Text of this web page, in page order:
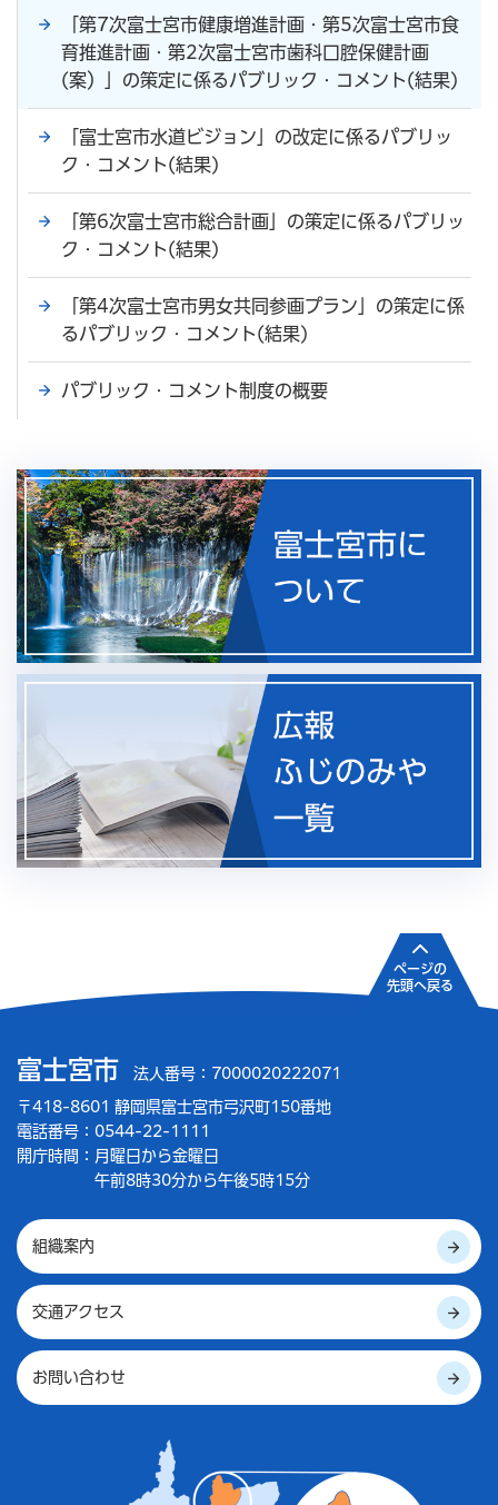
「第7次富士宮市健康増進計画・第5次富士宮市食
育推進計画・第2次富士宮市歯科口腔保健計画
(案）」の策定に係るパブリック・コメント(結果)
「富士宮市水道ビジョン」の改定に係るパブリッ
ク・コメント(結果)
「第6次富士宮市総合計画」の策定に係るパブリッ
ク・コメント(結果)
「第4次富士宮市男女共同参画プラン」の策定に係
るパブリック・コメント(結果)
パブリック・コメント制度の概要
富士宮市 法人番号：7000020222071
〒418-8601 静岡県富士宮市弓沢町150番地
電話番号：0544-22-1111
開庁時間： 月曜日から金曜日
午前8時30分から午後5時15分
組織案内
交通アクセス
お問い合わせ
ページの
先頭へ戻る